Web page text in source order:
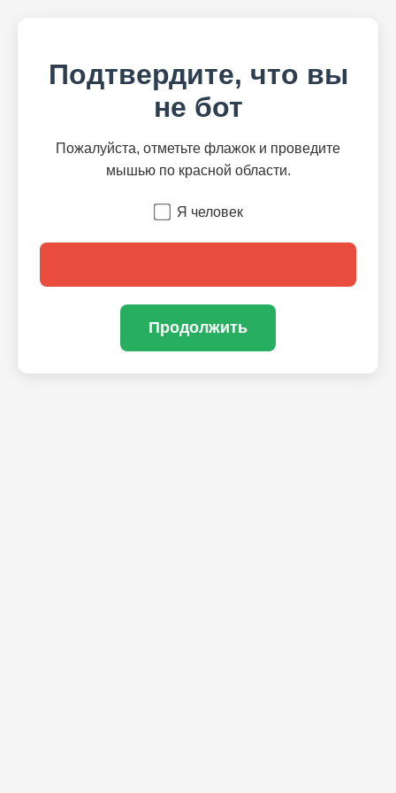
Подтвердите, что вы
не бот
Пожалуйста, отметьте флажок и проведите
мышью по красной области.
Я человек
Продолжить